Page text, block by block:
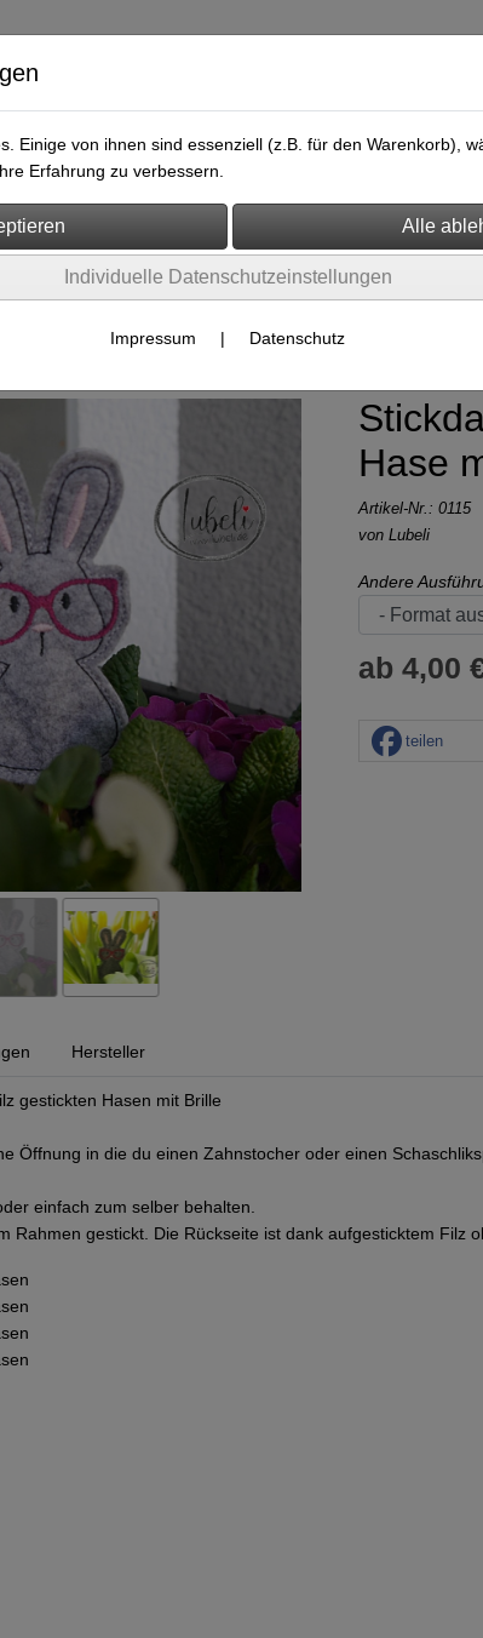
Kontakt
Hase
Artikel-Nr.: 0115
von Lubeli
Andere
ab 4,00
teilen
Hersteller
gestickten Hasen mit Brille
Öffnung in die du einen Zahnstocher oder einen
einfach zum selber behalten.
Rahmen gestickt. Die Rückseite ist dank aufgesticktem Filz
Einige von ihnen sind essenziell (z.B. für den Warenkorb),
Erfahrung zu verbessern.
Individuelle Datenschutzeinstellungen
Impressum | Datenschutz